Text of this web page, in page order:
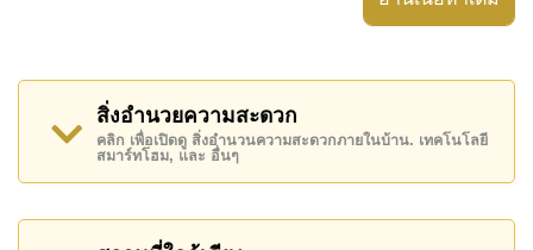
View Talay 5 มีสิ่งอำนวยความสะดวกส่วนกลาง ได้แก่
รปภ.24ชม.
สถานที่สำคัญใกล้ View Talay 5 ได้แก่: ติดชายหาด, ใกล้
กับสปา & ซาวน่า , ตลาดน้ำสี่ภาคพัทยา, อันเดอร์วอเตอร์
เวิลด์ , เอเชีย 9 หลุม กอล์ฟ , รพ.กรุงเทพจอมเทียน, โรง
สิ่งอำนวยความสะดวก
คลิก เพื่อเปิดดู สิ่งอำนวนความสะดวกภายในบ้าน. เทคโนโลยี
สมาร์ทโฮม, และ อื่นๆ